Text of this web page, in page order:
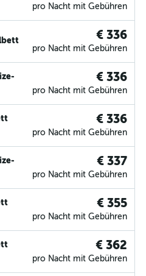
pro Nacht mit Gebühren
€ 336
pro Nacht mit Gebühren
€ 336
pro Nacht mit Gebühren
€ 336
pro Nacht mit Gebühren
€ 337
pro Nacht mit Gebühren
€ 355
pro Nacht mit Gebühren
€ 362
pro Nacht mit Gebühren